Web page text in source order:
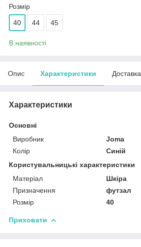
Розмір
40 44 45
В наявності
Опис Характеристики Доставка
Характеристики
Основні
Виробник
Joma
Колір
Синій
Користувальницькі характеристики
Матеріал
Шкіра
Призначення
футзал
Розмір
40
Приховати